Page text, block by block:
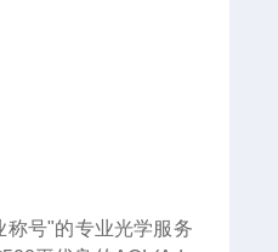
称号"的专业光学服务